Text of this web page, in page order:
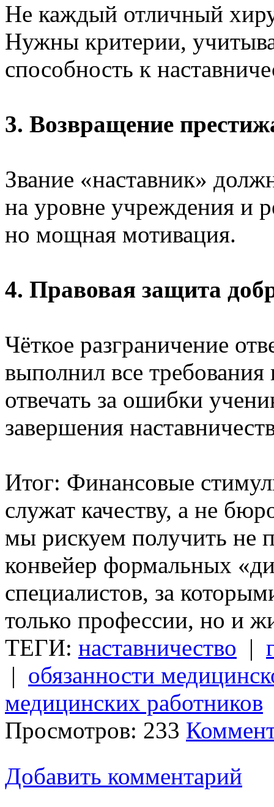
Не каждый отличный
Нужны критерии,
способность к
3. Возвращение
Звание «наставник»
на уровне учреждения и
но мощная мотивация.
4. Правовая защита
Чёткое разграничение
выполнил все
отвечать за ошибки
завершения
Итог: Финансовые
служат качеству, а не
мы рискуем получить не
конвейер формальных
специалистов, за
только профессии, но и
ТЕГИ: наставничество |
| обязанности
медицинских работников
Просмотров: 233
Добавить комментарий